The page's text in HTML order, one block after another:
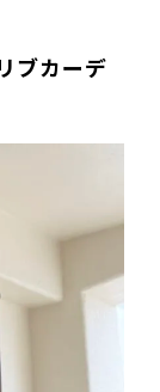
ブカーデ